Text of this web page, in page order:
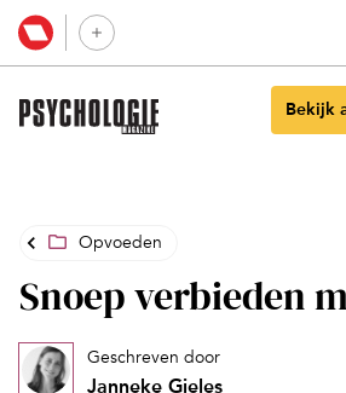
Bekijk
Opvoeden
Snoep verbieden
Geschreven door
Janneke Gieles